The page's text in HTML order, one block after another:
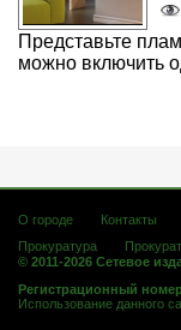
Представьте
можно включить
О городе
Контакты
Прокуратура
© 2011-2026 Сетевое
Регистрационный
Использование данного